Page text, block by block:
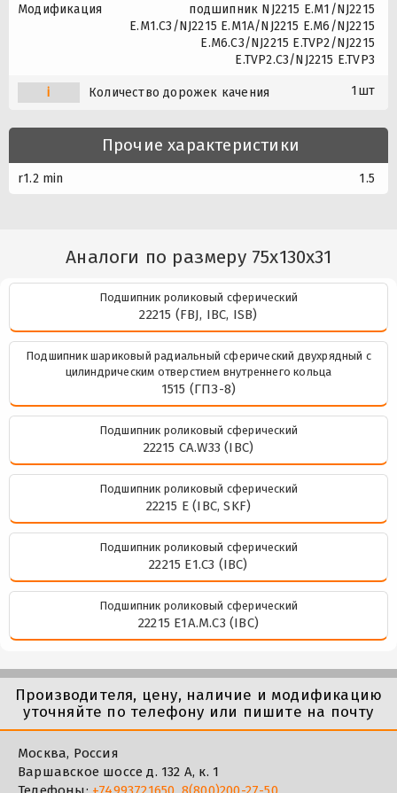
Модификация
подшипник NJ2215 E.M1/NJ2215
E.M1.C3/NJ2215 E.M1A/NJ2215 E.M6/NJ2215
E.M6.C3/NJ2215 E.TVP2/NJ2215
E.TVP2.C3/NJ2215 E.TVP3
i Количество дорожек качения 1шт
Прочие характеристики
r1.2 min 1.5
Аналоги по размеру 75x130x31
Подшипник роликовый сферический
22215 (FBJ, IBC, ISB)
Подшипник шариковый радиальный сферический двухрядный с
цилиндрическим отверстием внутреннего кольца
1515 (ГПЗ-8)
Подшипник роликовый сферический
22215 CA.W33 (IBC)
Подшипник роликовый сферический
22215 E (IBC, SKF)
Подшипник роликовый сферический
22215 E1.C3 (IBC)
Подшипник роликовый сферический
22215 E1A.M.C3 (IBC)
Производителя, цену, наличие и модификацию
уточняйте по телефону или пишите на почту
Москва, Россия
Варшавское шоссе д. 132 А, к. 1